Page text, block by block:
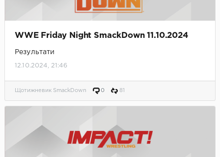
WWE Friday Night SmackDown 11.10.2024
Результати
12.10.2024, 21:46
Щотижневик SmackDown 0 81